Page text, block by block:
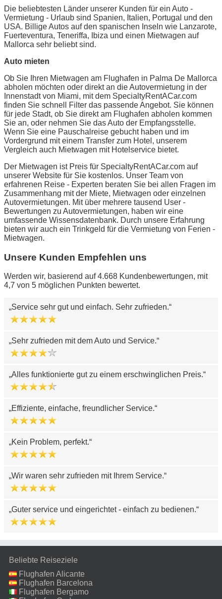
Die beliebtesten Länder unserer Kunden für ein Auto -
Vermietung - Urlaub sind Spanien, Italien, Portugal und den
USA. Billige Autos auf den spanischen Inseln wie Lanzarote,
Fuerteventura, Teneriffa, Ibiza und einen Mietwagen auf
Mallorca sehr beliebt sind.
Auto mieten
Ob Sie Ihren Mietwagen am Flughafen in Palma De Mallorca
abholen möchten oder direkt an die Autovermietung in der
Innenstadt von Miami, mit dem SpecialtyRentACar.com
finden Sie schnell Filter das passende Angebot. Sie können
für jede Stadt, ob Sie direkt am Flughafen abholen kommen
Sie an, oder nehmen Sie das Auto der Empfangsstelle.
Wenn Sie eine Pauschalreise gebucht haben und im
Vordergrund mit einem Transfer zum Hotel, unserem
Vergleich auch Mietwagen mit Hotelservice bietet.
Der Mietwagen ist Preis für SpecialtyRentACar.com auf
unserer Website für Sie kostenlos. Unser Team von
erfahrenen Reise - Experten beraten Sie bei allen Fragen im
Zusammenhang mit der Miete, Mietwagen oder einzelnen
Autovermietungen. Mit über mehrere tausend User -
Bewertungen zu Autovermietungen, haben wir eine
umfassende Wissensdatenbank. Durch unsere Erfahrung
bieten wir auch ein Trinkgeld für die Vermietung von Ferien -
Mietwagen.
Unsere Kunden Empfehlen uns
Werden wir, basierend auf 4.668 Kundenbewertungen, mit
4,7 von 5 möglichen Punkten bewertet.
Service sehr gut und einfach. Sehr zufrieden.
Sehr zufrieden mit dem Auto und Service.
Alles funktionierte gut zu einem erschwinglichen Preis.
Effiziente, einfache, freundlicher Service.
Kein Problem, perfekt.
Wir waren sehr zufrieden mit Ihrem Service.
Guter service und eingerichtet - einfach zu bedienen.
Beliebte Reiseziele
Flughafen Alicante
Flughafen Barcelona
Flughafen Bergamo